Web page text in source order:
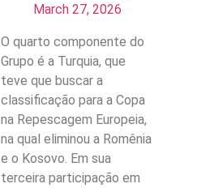
March 27, 2026
O quarto componente do
Grupo é a Turquia, que
teve que buscar a
classificação para a Copa
na Repescagem Europeia,
na qual eliminou a Romênia
e o Kosovo. Em sua
terceira participação em